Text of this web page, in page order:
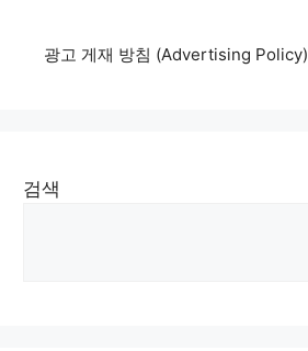
광고 게재 방침 (Advertising Policy)
검색